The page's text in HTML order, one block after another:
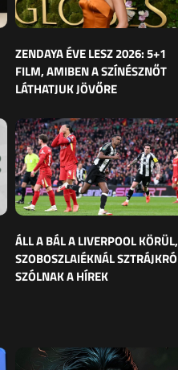
ZENDAYA ÉVE LESZ 2026: 5+1
FILM, AMIBEN A SZÍNÉSZNŐT
LÁTHATJUK JÖVŐRE
ÁLL A BÁL A LIVERPOOL KÖRÜL,
SZOBOSZLAIÉKNÁL
SZÓLNAK A HÍREK